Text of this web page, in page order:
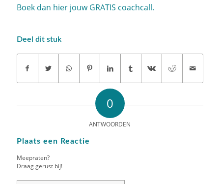
Boek dan hier jouw GRATIS coachcall.
Deel dit stuk
0
ANTWOORDEN
Plaats een Reactie
Meepraten?
Draag gerust bij!